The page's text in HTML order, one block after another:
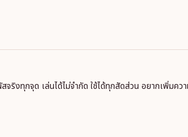
งทุกจุด เล่นได้ไม่จำกัด ใช้ได้ทุกสัดส่วน อยากเพิ่มคว